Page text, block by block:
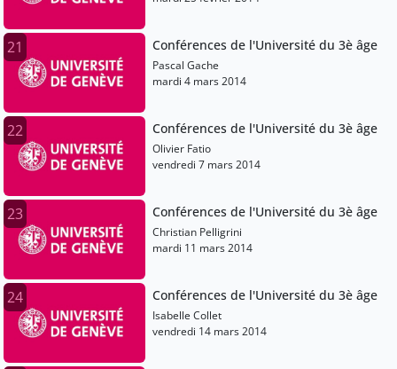
21 Conférences de l'Université du 3è âge
Pascal Gache
mardi 4 mars 2014
22 Conférences de l'Université du 3è âge
Olivier Fatio
vendredi 7 mars 2014
23 Conférences de l'Université du 3è âge
Christian Pelligrini
mardi 11 mars 2014
24 Conférences de l'Université du 3è âge
Isabelle Collet
vendredi 14 mars 2014